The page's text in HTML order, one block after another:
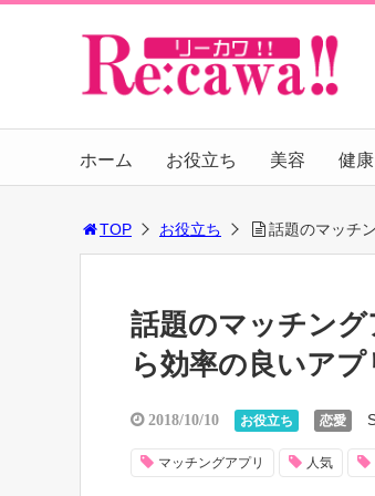
ホーム お役立ち 美容 健康
TOP お役立ち 話題のマッチ
話題のマッチン
ら効率の良いアプ
2018/10/10 お役立ち 恋愛
マッチングアプリ 人気